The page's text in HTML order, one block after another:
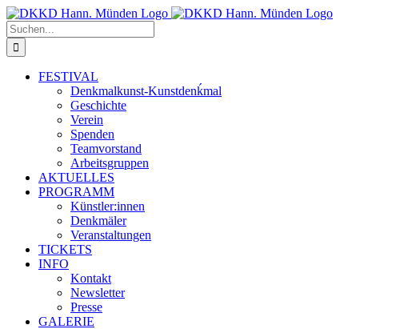
Zum
Inhalt
springen
Suche
nach:
FESTIVAL
Denkmalkunst-Kunstdenḱmal
Geschichte
Verein
Spenden
Teamvorstand
Arbeitsgruppen
AKTUELLES
PROGRAMM
Künstler:innen
Denkmäler
Veranstaltungen
TICKETS
INFO
Kontakt
Newsletter
Presse
GALERIE